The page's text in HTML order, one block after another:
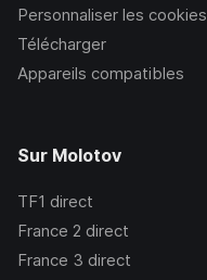
Personnaliser les cookies
Télécharger
Appareils compatibles
Sur Molotov
TF1 direct
France 2 direct
France 3 direct